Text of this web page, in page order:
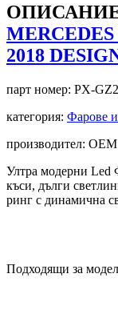
MERCEDES
2018
парт номер: PX-
категория: Фарове
производител: OEM
Ултра модерни Led
къси, дълги
ринг с динамична
Подходящи за